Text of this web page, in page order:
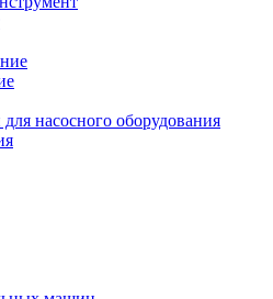
насосного оборудования